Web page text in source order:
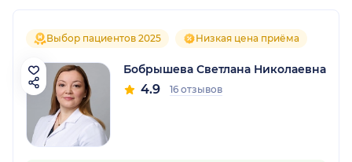
Выбор пациентов 2025 Низкая цена приёма
Бобрышева Светлана Николаевна
4.9 16 отзывов